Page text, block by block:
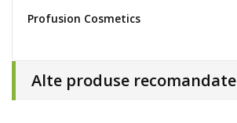
Profusion Cosmetics
Alte produse recomandate